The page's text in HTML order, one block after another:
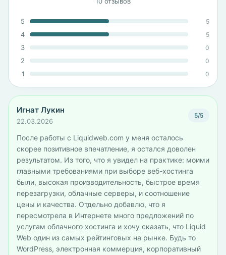
5 5
4 5
3 0
2 0
1 0
Игнат Лукин
22.03.2026
5/5
После работы с Liquidweb.com у меня осталось
скорее позитивное впечатление, я остался доволен
результатом. Из того, что я увидел на практике: моими
главными требованиями при выборе веб-хостинга
были, высокая производительность, быстрое время
перезагрузки, облачные серверы, и соотношение
цены и качества. Отдельно добавлю, что я
пересмотрела в Интернете много предложений по
услугам облачного хостинга и хочу сказать, что Liquid
Web один из самых рейтинговых на рынке. Будь то
WordPress, электронная коммерция, корпоративный